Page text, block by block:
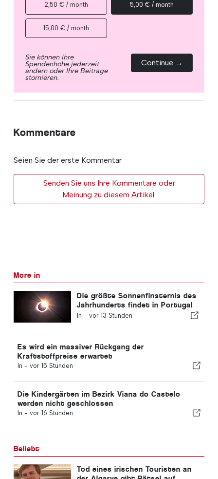
2,50 € / month 5,00 € / month
15,00 € / month
Sie können Ihre
Spendenhöhe jederzeit
ändern oder Ihre Beiträge
stornieren.
Continue →
Kommentare
Seien Sie der erste Kommentar
Senden Sie uns Ihre Kommentare oder
Meinung zu diesem Artikel.
More in
Die größte Sonnenfinsternis des
Jahrhunderts findet in Portugal
statt
In - vor 13 Stunden
Es wird ein massiver Rückgang der
Kraftstoffpreise erwartet
In - vor 15 Stunden
Die Kindergärten im Bezirk Viana do Castelo
werden nicht geschlossen
In - vor 16 Stunden
Beliebt
Tod eines irischen Touristen an